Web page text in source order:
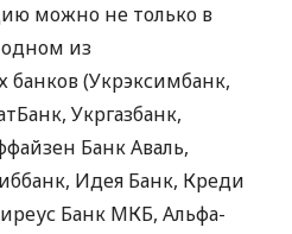
можно не только в
одном из
(Укрэксимбанк,
Укргазбанк,
Банк Аваль,
Идея Банк, Креди
Банк МКБ, Альфа-